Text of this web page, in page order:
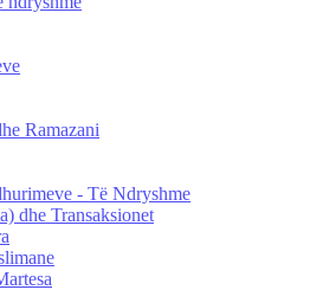
Ramazani
- Të Ndryshme
dhe Transaksionet